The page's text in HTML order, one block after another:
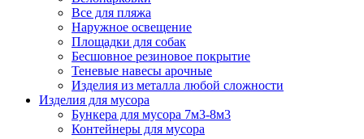
Все для пляжа
Наружное освещение
Площадки для собак
Бесшовное резиновое покрытие
Теневые навесы арочные
Изделия из металла любой сложности
Изделия для мусора
Бункера для мусора 7м3-8м3
Контейнеры для мусора